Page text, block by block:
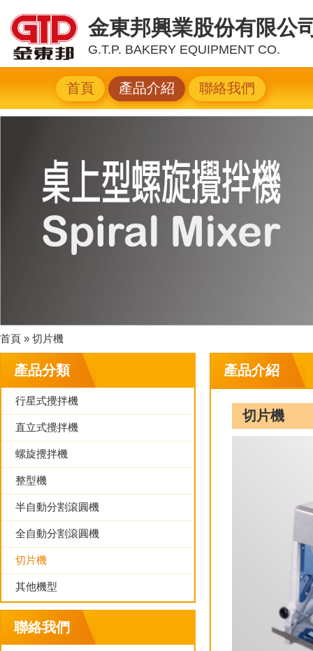
金東邦興業股份有限公
G.T.P. BAKERY EQUIPMENT CO.
首頁 產品介紹 聯絡我們
首頁 » 切片機
產品介紹
切片機
產品分類
行星式攪拌機
直立式攪拌機
螺旋攪拌機
整型機
半自動分割滾圓機
全自動分割滾圓機
切片機
其他機型
聯絡我們